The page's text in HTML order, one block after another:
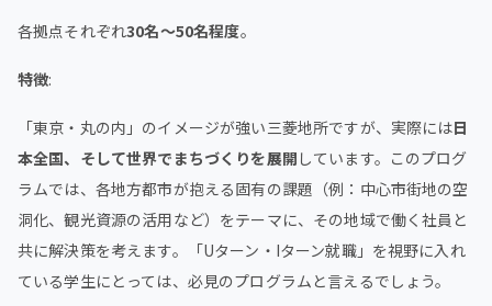
各拠点それぞれ30名〜50名程度。
特徴:
「東京・丸の内」のイメージが強い三菱地所ですが、実際には日
本全国、そして世界でまちづくりを展開 しています。このプログ
ラムでは、各地方都市が抱える固有の課題（例：中心市街地の空
洞化、観光資源の活用など）をテーマに、その地域で働く社員と
共に解決策を考えます。「Uターン・Iターン就職」を視野に入れ
ている学生にとっては、必見のプログラムと言えるでしょう。